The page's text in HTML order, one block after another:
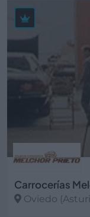
Carrocerías
Oviedo